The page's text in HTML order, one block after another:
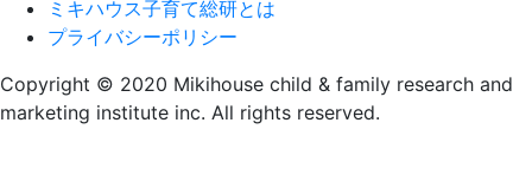
ョ
ン
ミキハウス子育て総研とは
プライバシーポリシー
Copyright © 2020 Mikihouse child & family research and
marketing institute inc. All rights reserved.